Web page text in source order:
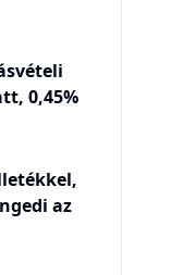
0,45%
az